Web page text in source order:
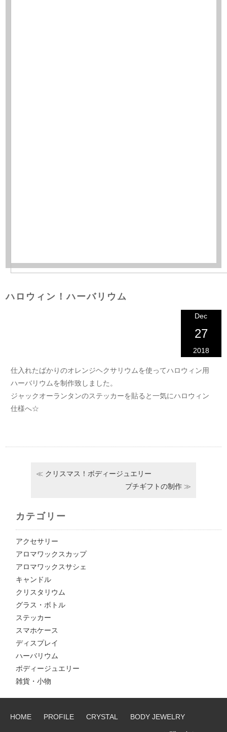
ハロウィン！ハーバリウム
Dec
27
2018
仕入れたばかりのオレンジヘクサリウムを使ってハロウィン用
ハーバリウムを制作致しました。
ジャックオーランタンのステッカーを貼ると一気にハロウィン
仕様へ☆
≪ クリスマス！ボディージュエリー
プチギフトの制作≫
カテゴリー
アクセサリー
アロマワックスカップ
アロマワックスサシェ
キャンドル
クリスタリウム
グラス・ボトル
ステッカー
スマホケース
ディスプレイ
ハーバリウム
ボディージュエリー
雑貨・小物
HOME PROFILE CRYSTAL BODY JEWELRY